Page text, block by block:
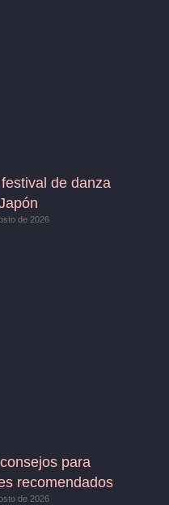
de danza
de 2026
para
recomendados
de 2026